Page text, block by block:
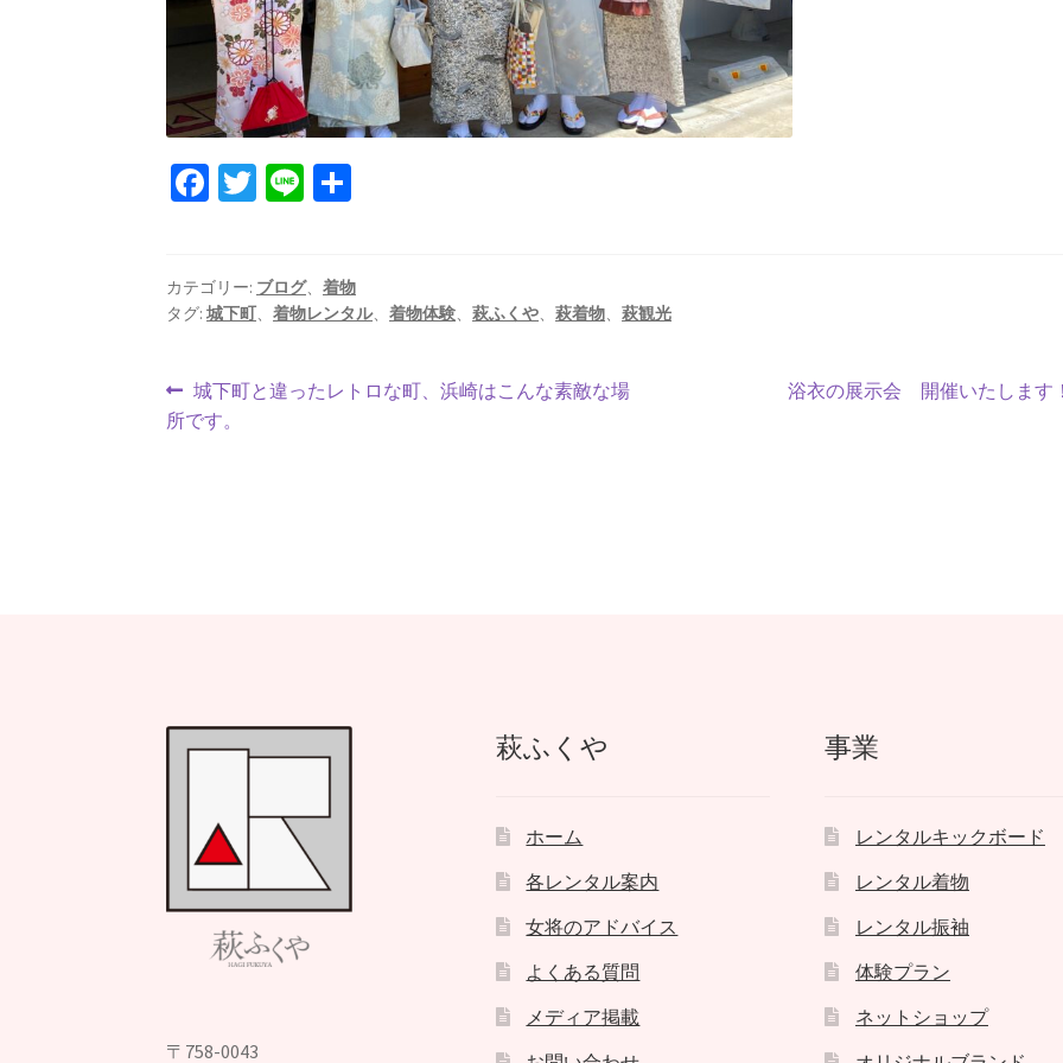
Fa
o
o
k
T
er
Li
カテゴリー: ブログ、着物
タグ:城下町、着物レンタル、着物体験、萩ふくや、萩着物、萩観光
投
稿
ン
前
の
城下町と違ったレトロな町、浜崎はこんな素敵な場
所です。
次
浴衣の展示会 開催いたします
〒758-0043
萩ふくや
ホーム
各レンタル案内
女将のアドバイス
よくある質問
メディア掲載
事業
レンタルキックボード
レンタル着物
レンタル振袖
体験プラン
ネットショップ